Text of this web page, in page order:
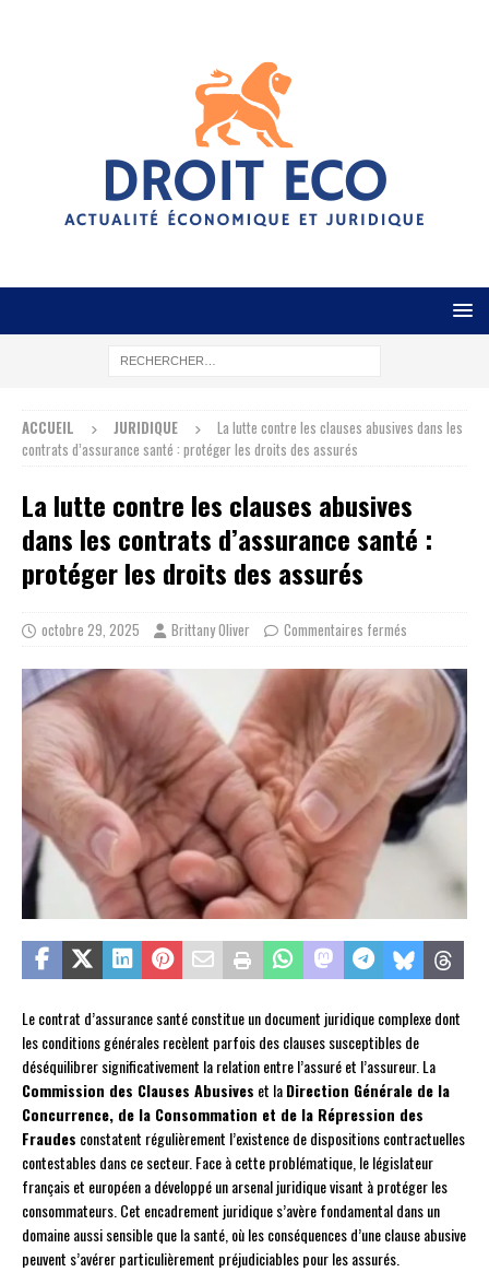
ACCUEIL JURIDIQUE
La lutte contre les clauses abusives dans les
contrats d’assurance santé : protéger les droits des assurés
La lutte contre les clauses abusives
dans les contrats d’assurance santé :
protéger les droits des assurés
octobre 29, 2025 Brittany Oliver Commentaires fermés
Le contrat d’assurance santé constitue un document juridique complexe dont
les conditions générales recèlent parfois des clauses susceptibles de
déséquilibrer significativement la relation entre l’assuré et l’assureur. La
Commission des Clauses Abusives et laDirection Générale de la
Concurrence, de la Consommation et de la Répression des
Fraudes constatent régulièrement l’existence de dispositions contractuelles
contestables dans ce secteur. Face à cette problématique, le législateur
français et européen a développé un arsenal juridique visant à protéger les
consommateurs. Cet encadrement juridique s’avère fondamental dans un
domaine aussi sensible que la santé, où les conséquences d’une clause abusive
peuvent s’avérer particulièrement préjudiciables pour les assurés.